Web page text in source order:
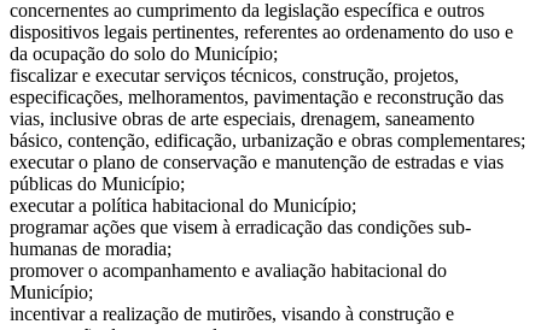
concernentes ao cumprimento da legislação específica e outros
dispositivos legais pertinentes, referentes ao ordenamento do uso e
da ocupação do solo do Município;
fiscalizar e executar serviços técnicos, construção, projetos,
especificações, melhoramentos, pavimentação e reconstrução das
vias, inclusive obras de arte especiais, drenagem, saneamento
básico, contenção, edificação, urbanização e obras complementares;
executar o plano de conservação e manutenção de estradas e vias
públicas do Município;
executar a política habitacional do Município;
programar ações que visem à erradicação das condições sub-
humanas de moradia;
promover o acompanhamento e avaliação habitacional do
Município;
incentivar a realização de mutirões, visando à construção e